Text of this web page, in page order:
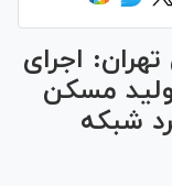
اجرای
تولید مسکن
شبکه